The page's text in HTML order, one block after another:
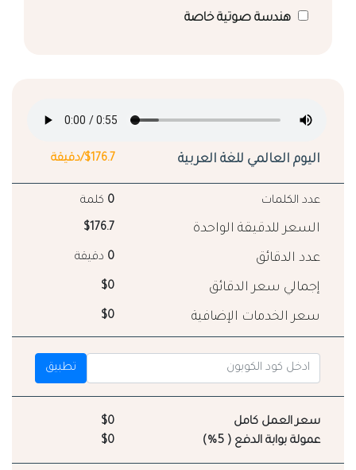
هندسة صوتية خاصة
اليوم العالمي للغة العربية $176.7/دقيقة
عدد الكلمات 0 كلمة
السعر للدقيقة الواحدة $176.7
عدد الدقائق 0 دقيقة
إجمالي سعر الدقائق $0
سعر الخدمات الإضافية $0
تطبيق
سعر العمل كامل
$0
عمولة بوابة الدفع ( 5%)
$0